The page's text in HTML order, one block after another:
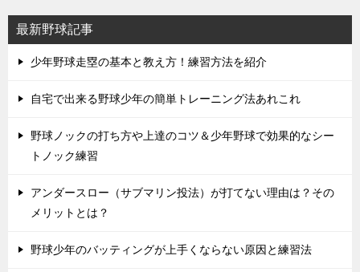
最新野球記事
少年野球走塁の基本と教え方！練習方法を紹介
自宅で出来る野球少年の簡単トレーニング法あれこれ
野球ノックの打ち方や上達のコツ＆少年野球で効果的なシー
トノック練習
アンダースロー（サブマリン投法）が打てない理由は？その
メリットとは？
野球少年のバッティングが上手くならない原因と練習法